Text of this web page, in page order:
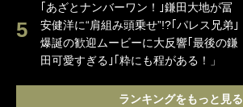
｢あざとナンバーワン！｣鎌田大地が冨
安健洋に“肩組み頭乗せ”!?｢パレス兄弟｣
爆誕の歓迎ムービーに大反響｢最後の鎌
田可愛すぎる｣｢粋にも程がある！」
ランキングをもっと見る